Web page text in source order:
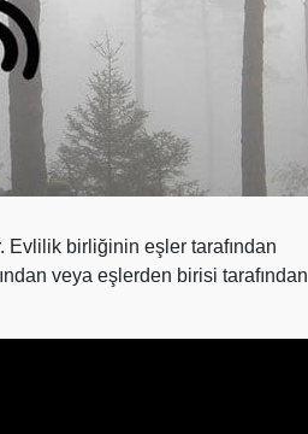
Evlilik birliğinin eşler tarafından
veya eşlerden birisi tarafından